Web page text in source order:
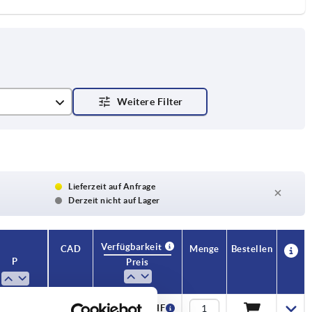
Lieferzeit auf Anfrage
Derzeit nicht auf Lager
P
CAD
Verfügbarkeit
Preis
Menge Bestellen
2,59 CHF